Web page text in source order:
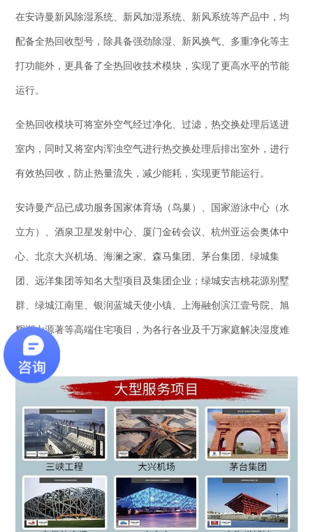
在安诗曼新风除湿系统、新风加湿系统、新风系统等产品中，均
配备全热回收型号，除具备强劲除湿、新风换气、多重净化等主
打功能外，更具备了全热回收技术模块，实现了更高水平的节能
运行。
全热回收模块可将室外空气经过净化、过滤，热交换处理后送进
室内，同时又将室内浑浊空气进行热交换处理后排出室外，进行
有效热回收，防止热量流失，减少能耗，实现更节能运行。
安诗曼产品已成功服务国家体育场（鸟巢）、国家游泳中心（水
立方）、酒泉卫星发射中心、厦门金砖会议、杭州亚运会奥体中
心、北京大兴机场、海澜之家、森马集团、茅台集团、绿城集
团、远洋集团等知名大型项目及集团企业；绿城安吉桃花源别墅
群、绿城江南里、银润蓝城天使小镇、上海融创滨江壹号院、旭
辉湖山源著等高端住宅项目，为各行各业及千万家庭解决湿度难
题。